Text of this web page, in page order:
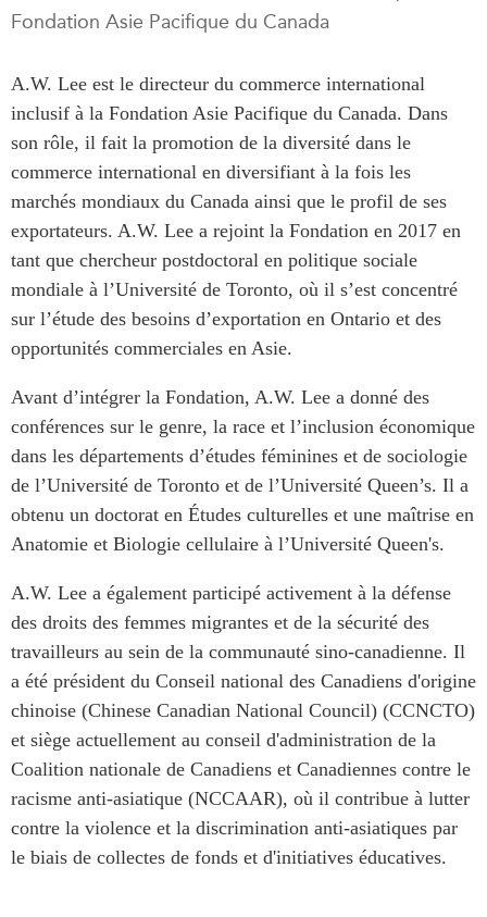
Rapports Annuels
RECHERCHE
Toutes les publications
Asie du Sud-Est
Asie du Nord
Commerce avec l’Asie
CPTPP Portal
Bourses
Auteurs
PROGRAMMES
Initiative indo-pacifique
Dialogues et tables rondes
Centre sur les minéraux
critiques du Canada et de
l’Indo-Pacifique
Enjeux émergents
En éducation
Missions commerciales
Le Partenariat APEC-
Canada pour la croissance
des entreprises
i-LEAD
RÉSEAUX
Communiqués
PUBLICATIONS
Observatoire Asie
Perspectives
Dépêches
Rapports et notes de
synthèse
Réflexions stratégiques
Études de cas
Séries spéciales
Pleins feux
SITES WEB
Programme d’études Asie-
Pacifique
Investment Monitor
Projet APEC-Canada pour
l’expansion du partenariat
des entreprises
Conférence Canada-en-
CPTPP Portal
Fondation Asie Pacifique du Canada
A.W. Lee est le directeur du commerce international
inclusif à la Fondation Asie Pacifique du Canada. Dans
son rôle, il fait la promotion de la diversité dans le
commerce international en diversifiant à la fois les
marchés mondiaux du Canada ainsi que le profil de ses
exportateurs. A.W. Lee a rejoint la Fondation en 2017 en
tant que chercheur postdoctoral en politique sociale
mondiale à l’Université de Toronto, où il s’est concentré
sur l’étude des besoins d’exportation en Ontario et des
opportunités commerciales en Asie.
Avant d’intégrer la Fondation, A.W. Lee a donné des
conférences sur le genre, la race et l’inclusion économique
dans les départements d’études féminines et de sociologie
de l’Université de Toronto et de l’Université Queen’s. Il a
obtenu un doctorat en Études culturelles et une maîtrise en
Anatomie et Biologie cellulaire à l’Université Queen's.
A.W. Lee a également participé activement à la défense
des droits des femmes migrantes et de la sécurité des
travailleurs au sein de la communauté sino-canadienne. Il
a été président du Conseil national des Canadiens d'origine
chinoise (Chinese Canadian National Council) (CCNCTO)
et siège actuellement au conseil d'administration de la
Coalition nationale de Canadiens et Canadiennes contre le
racisme anti-asiatique (NCCAAR), où il contribue à lutter
contre la violence et la discrimination anti-asiatiques par
le biais de collectes de fonds et d'initiatives éducatives.